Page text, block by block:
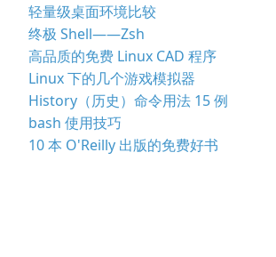
轻量级桌面环境比较
终极 Shell——Zsh
高品质的免费 Linux CAD 程序
Linux 下的几个游戏模拟器
History（历史）命令用法 15 例
bash 使用技巧
10 本 O'Reilly 出版的免费好书